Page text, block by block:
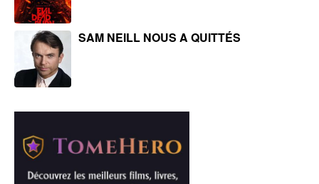
SAM NEILL NOUS A QUITTÉS